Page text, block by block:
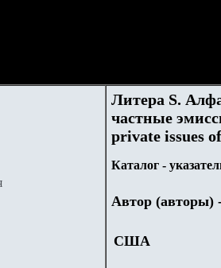
Литера S.
частные
private issues
Каталог -
Автор (авторы)
США